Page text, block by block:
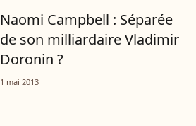
Naomi Campbell : Séparée
de son milliardaire Vladimir
Doronin ?
1 mai 2013